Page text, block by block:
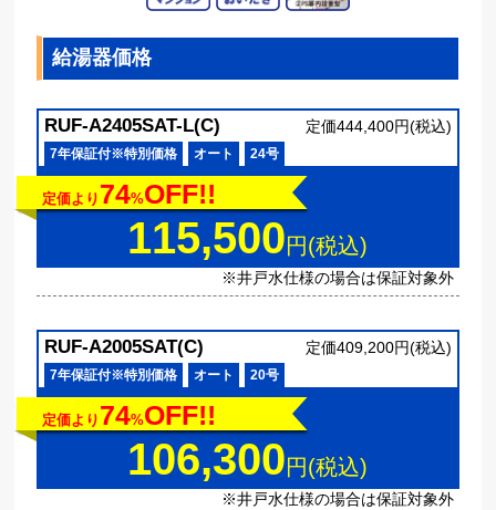
給湯器価格
RUF-A2405SAT-L(C) 定価444,400円(税込)
7年保証付※特別価格 オート 24号
定価より 74%OFF!!
115,500円(税込)
※井戸水仕様の場合は保証対象外
RUF-A2005SAT(C) 定価409,200円(税込)
7年保証付※特別価格 オート 20号
定価より 74%OFF!!
106,300円(税込)
※井戸水仕様の場合は保証対象外